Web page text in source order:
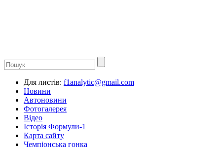
Для листів: f1analytic@gmail.com
Новини
Автоновини
Фотогалерея
Відео
Історія Формули-1
Карта сайту
Чемпіонська гонка